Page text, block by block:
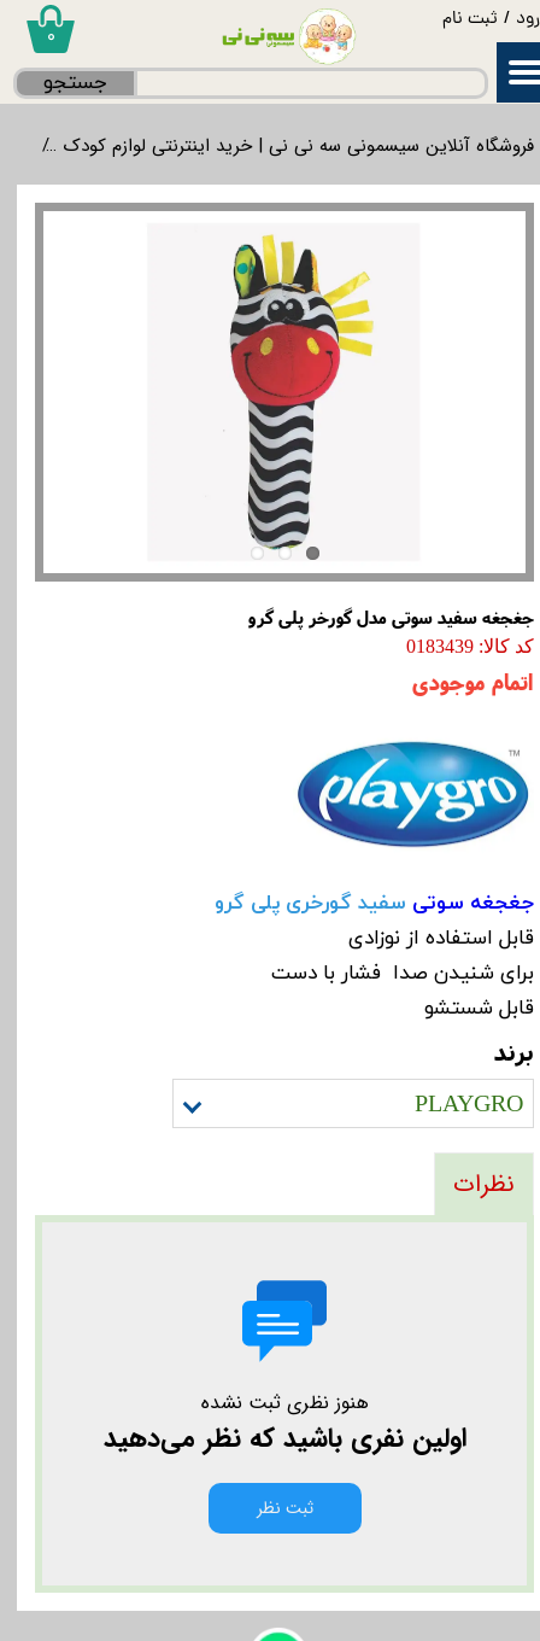
/ ثبت نام
حساب کاربری من
۰
جستجو
فروشگاه آنلاین سیسمونی سه نی نی | خرید اینترنتی لوازم کودک
جغجغه سفید سوتی مدل گورخر پلی گرو
کد کالا: 0183439
اتمام موجودی
جغجغه سوتی سفید گورخری پلی گرو
قابل استفاده از نوزادی
برای شنیدن صدا فشار با دست
قابل شستشو
برند
PLAYGRO
نظرات
هنوز نظری ثبت نشده
اولین نفری باشید که نظر می‌دهید
ثبت نظر